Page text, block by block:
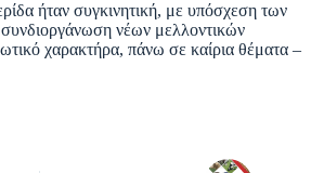
ήταν συγκινητική, με υπόσχεση των
νέων μελλοντικών
χαρακτήρα, πάνω σε καίρια θέματα –